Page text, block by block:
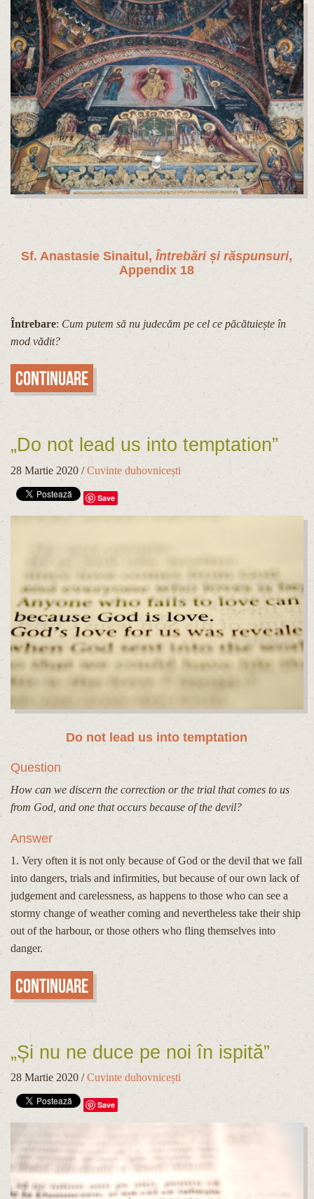
Sf. Anastasie Sinaitul,Întrebări și răspunsuri,
Appendix 18
Întrebare: Cum putem să nu judecăm pe cel ce păcătuiește în
mod vădit?
Continuare
„Do not lead us into temptation”
28 Martie 2020 /Cuvinte duhovnicești
Save
Do not lead us into temptation
Question
How can we discern the correction or the trial that comes to us
from God, and one that occurs because of the devil?
Answer
1. Very often it is not only because of God or the devil that we fall
into dangers, trials and infirmities, but because of our own lack of
judgement and carelessness, as happens to those who can see a
stormy change of weather coming and nevertheless take their ship
out of the harbour, or those others who fling themselves into
danger.
Continuare
„Și nu ne duce pe noi în ispită”
28 Martie 2020 /Cuvinte duhovnicești
Save